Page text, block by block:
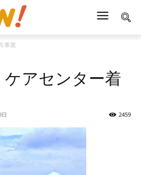
事業
ケアセンター着
2459